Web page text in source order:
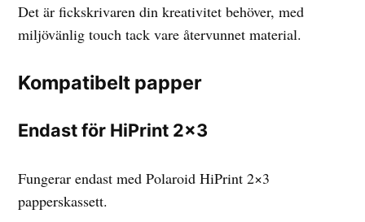
Det är fickskrivaren din kreativitet behöver, med
miljövänlig touch tack vare återvunnet material.
Kompatibelt papper
Endast för HiPrint 2×3
Fungerar endast med Polaroid HiPrint 2×3
papperskassett.